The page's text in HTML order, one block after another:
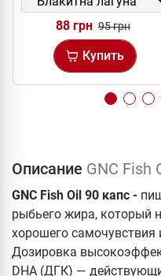
88 грн 95 грн
Купить
Описание GNC Fish
GNC Fish Oil 90 капс -
рыбьего жира, который
хорошего самочувствия
Дозировка
DHA (ДГК) —